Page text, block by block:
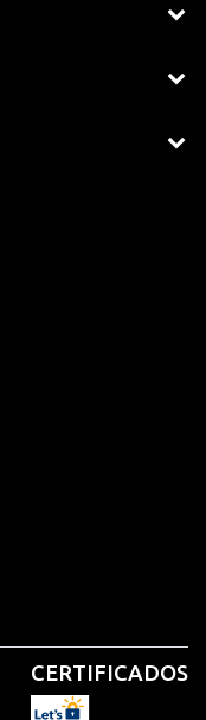
CERTIFICADOS